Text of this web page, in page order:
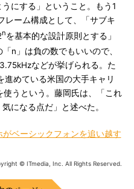
にする」ということ。もう1
レーム構成として、「サブキ
nを基本的な設計原則とする」
「n」は負の数でもいいので、
などが挙げられる。た
進めている米国の大手キャリ
うという。藤岡氏は、「これ
になる点だ」と述べた。
ベーシックフォンを追い越す
© ITmedia, Inc. All Rights Reserved.